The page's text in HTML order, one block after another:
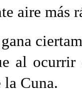
aire más
al ocurrir
la Cuna.